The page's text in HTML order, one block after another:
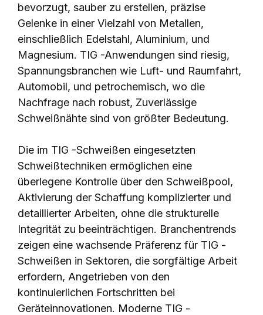
bevorzugt, sauber zu erstellen, präzise
Gelenke in einer Vielzahl von Metallen,
einschließlich Edelstahl, Aluminium, und
Magnesium. TIG -Anwendungen sind riesig,
Spannungsbranchen wie Luft- und Raumfahrt,
Automobil, und petrochemisch, wo die
Nachfrage nach robust, Zuverlässige
Schweißnähte sind von größter Bedeutung.
Die im TIG -Schweißen eingesetzten
Schweißtechniken ermöglichen eine
überlegene Kontrolle über den Schweißpool,
Aktivierung der Schaffung komplizierter und
detaillierter Arbeiten, ohne die strukturelle
Integrität zu beeinträchtigen. Branchentrends
zeigen eine wachsende Präferenz für TIG -
Schweißen in Sektoren, die sorgfältige Arbeit
erfordern, Angetrieben von den
kontinuierlichen Fortschritten bei
Geräteinnovationen. Moderne TIG -